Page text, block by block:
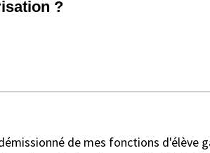
?
de mes fonctions d'élève